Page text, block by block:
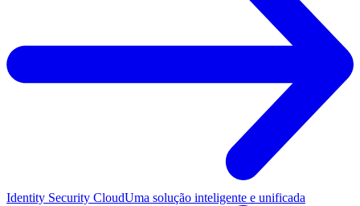
Identity Security CloudUma solução inteligente e unificada